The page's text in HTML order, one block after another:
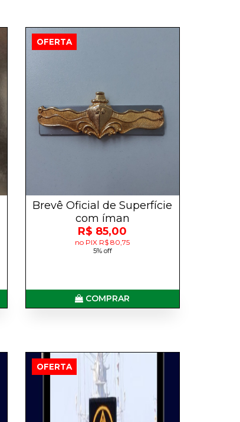
OFERTA
Brevê Oficial de Superfície
com íman
R$ 85,00
no PIX R$ 80,75
5% off
COMPRAR
OFERTA